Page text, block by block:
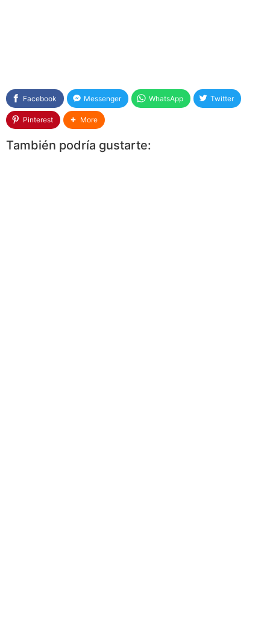
Facebook Messenger WhatsApp Twitter
Pinterest More
También podría gustarte: